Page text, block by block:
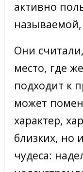
активно
называемой,
Они
место, где
подходит к
может
характер,
близких, но
чудеса: